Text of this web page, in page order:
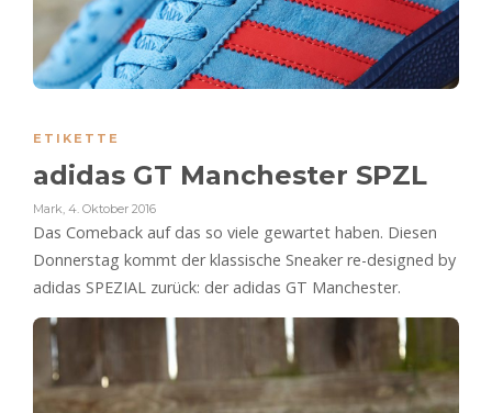
ETIKETTE
adidas GT Manchester SPZL
Mark 4. Oktober 2016
Das Comeback auf das so viele gewartet haben. Diesen
Donnerstag kommt der klassische Sneaker re-designed by
adidas SPEZIAL zurück: der adidas GT Manchester.